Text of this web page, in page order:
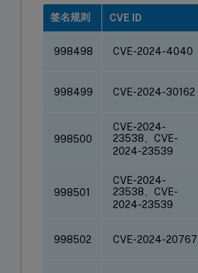
签名规则 CVE ID
998498 CVE-2024-4040
998499 CVE-2024-30162
998500
CVE-2024-
23538、CVE-
2024-23539
998501
CVE-2024-
23538、CVE-
2024-23539
998502 CVE-2024-20767